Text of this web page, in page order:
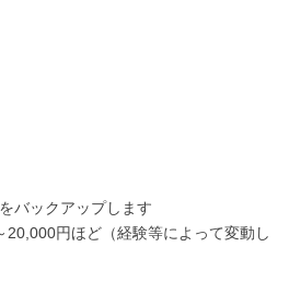
バックアップします
円ほど（経験等によって変動し